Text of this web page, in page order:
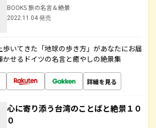
BOOKS 旅の名言＆絶景
2022.11.04 発売
いてきた「地球の歩き方」があなたにお届
かせるドイツの名言と癒やしの絶景集
詳細を見る
心に寄り添う台湾のことばと絶景１０
０